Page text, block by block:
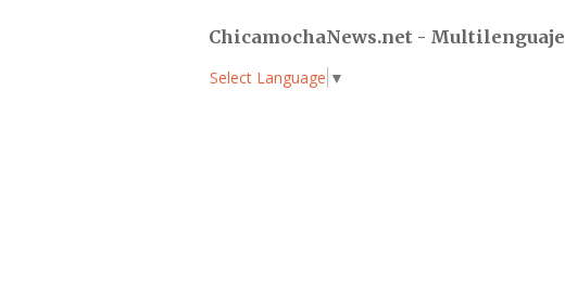
ChicamochaNews.net - Multilenguaje
Select Language ▼